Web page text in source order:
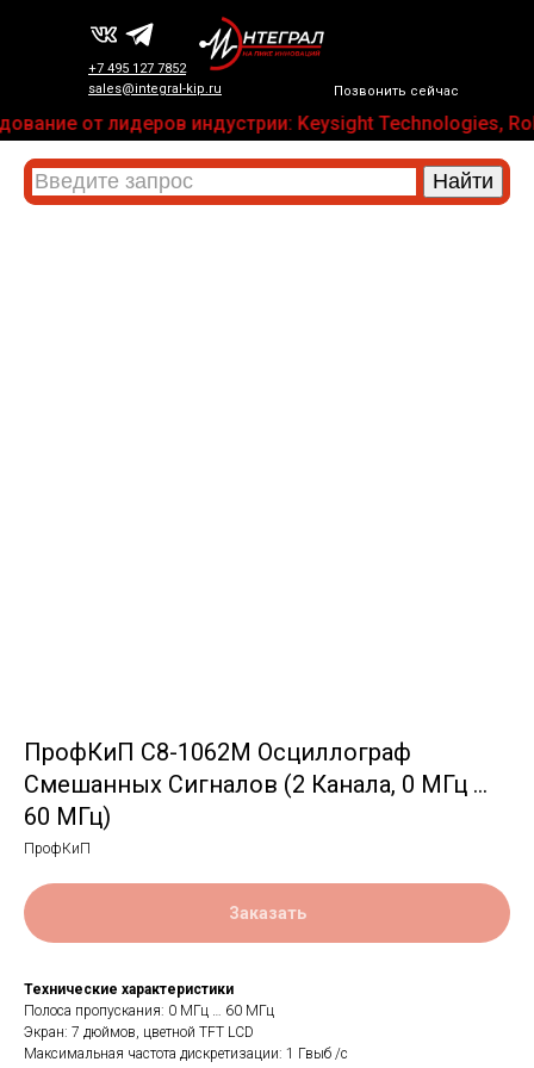
Позвонить сейчас
+7 495 127 7852
sales@integral-kip.ru
от лидеров индустрии: Keysight Technologies,
ПрофКиП С8-1062М Осциллограф
Смешанных Сигналов (2 Канала, 0 МГц …
60 МГц)
ПрофКиП
Заказать
Технические характеристики
Полоса пропускания: 0 МГц … 60 МГц
Экран: 7 дюймов, цветной TFT LCD
Максимальная частота дискретизации: 1 Гвыб /с